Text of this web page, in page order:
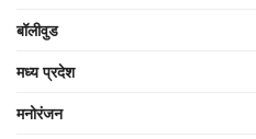
बॉलीवुड
मध्य प्रदेश
मनोरंजन